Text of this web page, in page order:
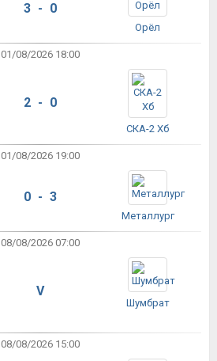
3 - 0
Орёл
01/08/2026 18:00
2 - 0
СКА-2 Хб
01/08/2026 19:00
0 - 3
Металлург
08/08/2026 07:00
V
Шумбрат
08/08/2026 15:00